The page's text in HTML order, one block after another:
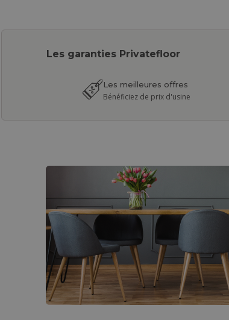
Les garanties Privatefloor
Les meilleures offres
Bénéficiez de prix d'usine